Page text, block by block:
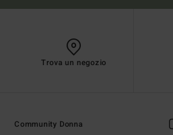
Trova un negozio
Community Donna